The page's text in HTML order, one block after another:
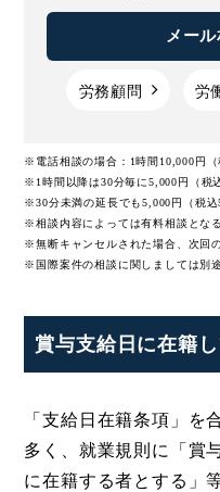
メー
労務顧問 労
※電話相談の場合：1時間10,000円（
※1時間以降は30分毎に5,000円（税
※30分未満の延長でも5,000円（税込
※相談内容によっては有料相談とな
※無断キャンセルされた場合、次回
※国際案件の相談に関しましては別途
賞与支給日に在籍
「支給日在籍条項」を
多く、就業規則に「賞
に在籍する者とする」